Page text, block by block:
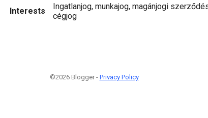
Interests
Ingatlanjog, munkajog, magánjogi
cégjog
©2026 Blogger - Privacy Policy